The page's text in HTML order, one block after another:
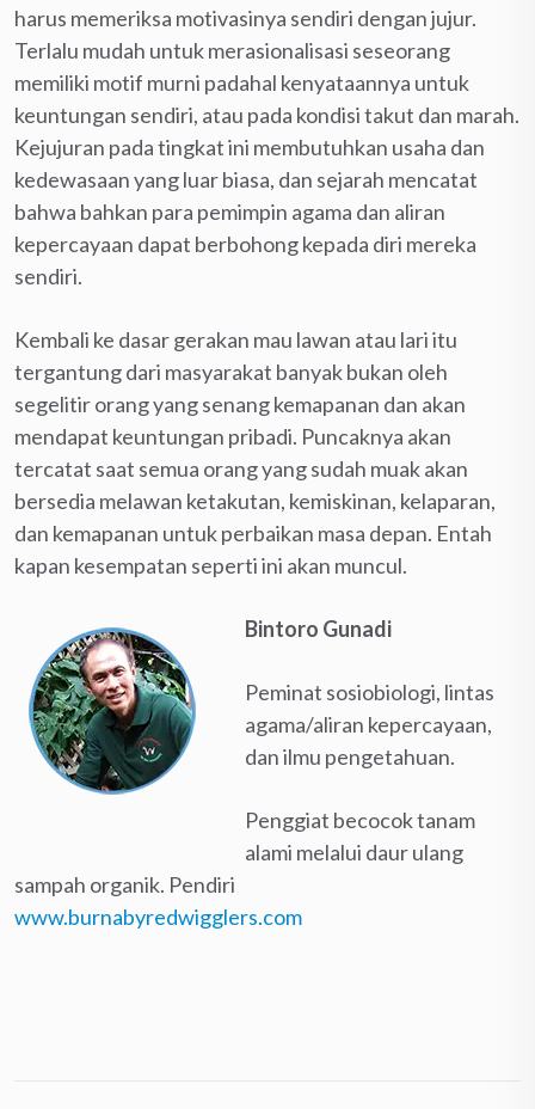
harus memeriksa motivasinya sendiri dengan jujur.
Terlalu mudah untuk merasionalisasi seseorang
memiliki motif murni padahal kenyataannya untuk
keuntungan sendiri, atau pada kondisi takut dan marah.
Kejujuran pada tingkat ini membutuhkan usaha dan
kedewasaan yang luar biasa, dan sejarah mencatat
bahwa bahkan para pemimpin agama dan aliran
kepercayaan dapat berbohong kepada diri mereka
sendiri.
Kembali ke dasar gerakan mau lawan atau lari itu
tergantung dari masyarakat banyak bukan oleh
segelitir orang yang senang kemapanan dan akan
mendapat keuntungan pribadi. Puncaknya akan
tercatat saat semua orang yang sudah muak akan
bersedia melawan ketakutan, kemiskinan, kelaparan,
dan kemapanan untuk perbaikan masa depan. Entah
kapan kesempatan seperti ini akan muncul.
Bintoro Gunadi
Peminat sosiobiologi, lintas
agama/aliran kepercayaan,
dan ilmu pengetahuan.
Penggiat becocok tanam
alami melalui daur ulang
sampah organik. Pendiri
www.burnabyredwigglers.com